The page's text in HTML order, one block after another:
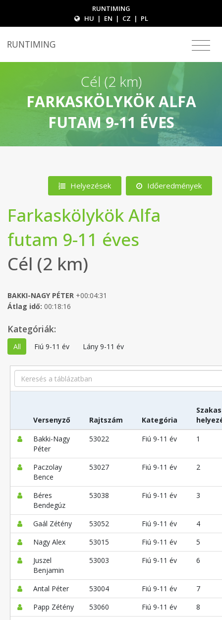
RUNTIMING
HU | EN | CZ | PL
RUNTIMING
Cél (2 km)
FARKASKÖLYKÖK ALFA
FUTAM 9-11 ÉVES
Helyezések Időeredmények
Farkaskölykök Alfa
futam 9-11 éves
Cél (2 km)
BAKKI-NAGY PÉTER +00:04:31
Átlag idő: 00:18:16
Kategóriák:
All Fiú 9-11 év Lány 9-11 év
Search
Versenyző Rajtszám Kategória
Bakki-Nagy
Péter
53022 Fiú 9-11 év 1
Paczolay
Bence
53027 Fiú 9-11 év 2
Béres
Bendegúz
53038 Fiú 9-11 év 3
Gaál Zétény 53052 Fiú 9-11 év
4
Nagy Alex
53015 Fiú 9-11 év
5
Juszel
Benjamin
53003 Fiú 9-11 év 6
Antal Péter 53004 Fiú 9-11 év
7
Papp Zétény
53060 Fiú 9-11 év
8